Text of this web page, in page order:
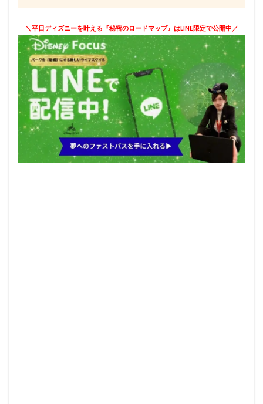
＼平日ディズニーを叶える『秘密のロードマップ』はLINE限定で公開中／